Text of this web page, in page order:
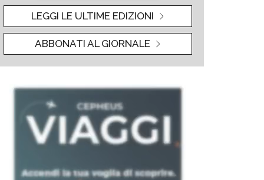
LEGGI LE ULTIME EDIZIONI
ABBONATI AL GIORNALE